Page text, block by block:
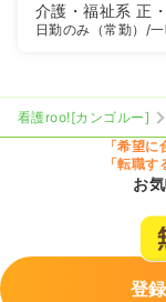
介護・福祉系正
日勤のみ（常勤） /
看護roo![カンゴルー]
「希望
「転職
お
登